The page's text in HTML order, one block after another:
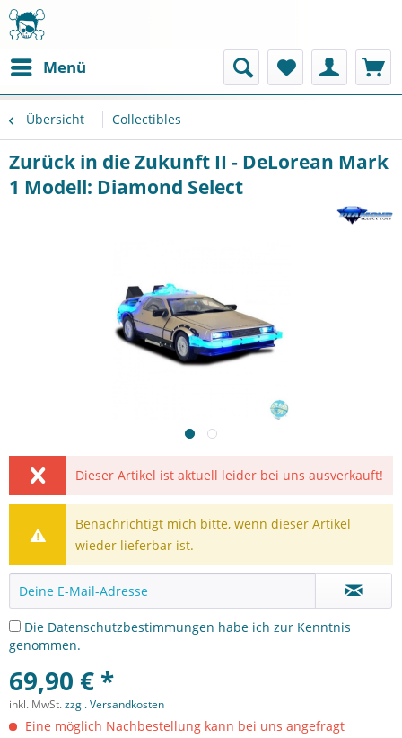
Menü
Übersicht Collectibles
Zurück in die Zukunft II - DeLorean Mark
1 Modell: Diamond Select
Dieser Artikel ist aktuell leider bei uns ausverkauft!
Benachrichtigt mich bitte, wenn dieser Artikel
wieder lieferbar ist.
Die Datenschutzbestimmungen habe ich zur Kenntnis
genommen.
69,90 € *
inkl. MwSt.zzgl. Versandkosten
Eine möglich Nachbestellung kann bei uns angefragt